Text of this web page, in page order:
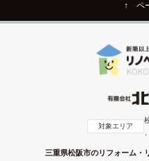
↑ ペ
対象エリア
三重県松阪市のリフォーム・